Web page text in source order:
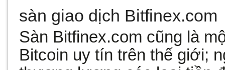
sàn giao dịch Bitfinex.com
Sàn Bitfinex.com cũng là
Bitcoin uy tín trên thế giới;